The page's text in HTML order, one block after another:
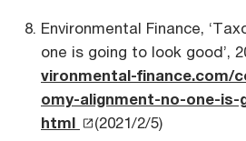
Environmental Finance,
one is going to look good’,
vironmental-finance.com/
omy-alignment-no-one-
html
(2021/2/5)